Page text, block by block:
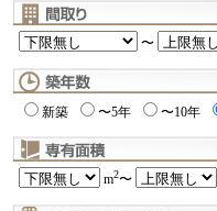
〜
新築 〜5年 〜10年
m2〜